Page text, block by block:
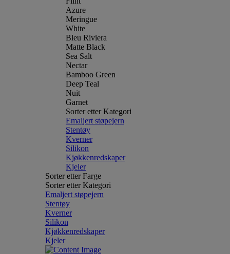
Azure
Meringue
White
Bleu Riviera
Matte Black
Sea Salt
Nectar
Bamboo Green
Deep Teal
Nuit
Garnet
Sorter etter Kategori
Emaljert støpejern
Stentøy
Kverner
Silikon
Kjøkkenredskaper
Kjeler
Sorter etter Farge
Sorter etter Kategori
Emaljert støpejern
Stentøy
Kverner
Silikon
Kjøkkenredskaper
Kjeler